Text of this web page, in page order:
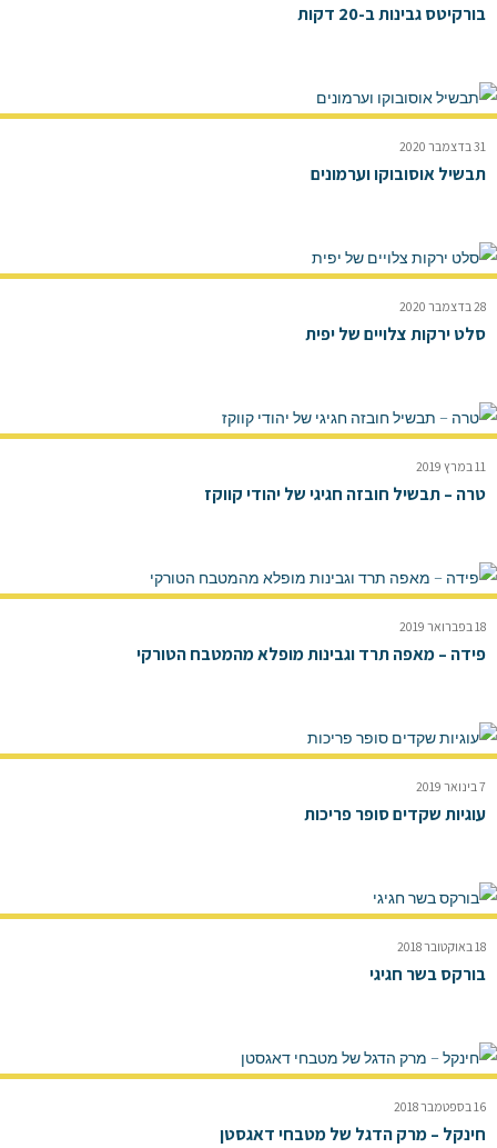
בורקיטס גבינות ב-20 דקות
31 בדצמבר 2020
תבשיל אוסובוקו וערמונים
28 בדצמבר 2020
סלט ירקות צלויים של יפית
11 במרץ 2019
טרה – תבשיל חובזה חגיגי של יהודי קווקז
18 בפברואר 2019
פידה – מאפה תרד וגבינות מופלא מהמטבח הטורקי
7 בינואר 2019
עוגיות שקדים סופר פריכות
18 באוקטובר 2018
בורקס בשר חגיגי
16 בספטמבר 2018
חינקל – מרק הדגל של מטבחי דאגסטן